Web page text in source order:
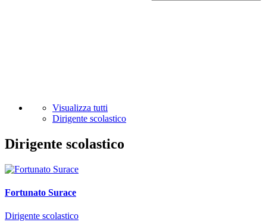
Visualizza tutti
Dirigente scolastico
Dirigente scolastico
Fortunato Surace
Dirigente scolastico